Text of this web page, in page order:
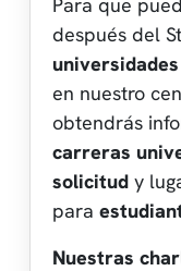
después del
universidades
en nuestro
obtendrás
carreras
solicitud y
para
Nuestras